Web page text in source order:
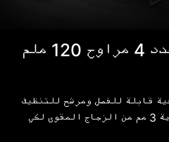
مدمجة الأبعاد مع عدد 4 مراوح 120 ملم
قابلة للفصل ومرشح للتنظيف
السريع والمريح. لوحة جانبية 3 مم من الزجاج المقوى لكي